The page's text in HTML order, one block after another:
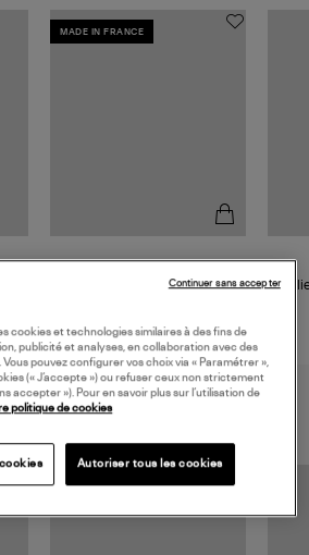
MADE IN FRANCE
270,00 €
Pendentif Madone GM Or
cookies et technologies similaires à des fins de
publicité et analyses, en collaboration avec des
pouvez configurer vos choix via « Paramétrer »,
(« J’accepte ») ou refuser ceux non strictement
accepter »). Pour en savoir plus sur l’utilisation de
politique de cookies
Autoriser tous les cookies
Continuer sans accepter